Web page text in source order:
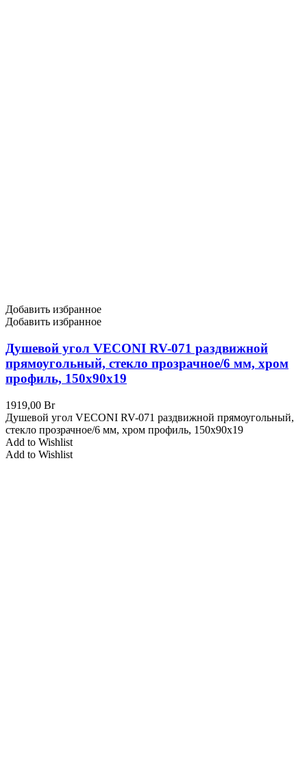
Добавить избранное
Добавить избранное
Душевой угол VECONI RV-071 раздвижной
прямоугольный, стекло прозрачное/6 мм, хром
профиль, 150x90x19
1919,00 Br
Душевой угол VECONI RV-071 раздвижной прямоугольный,
стекло прозрачное/6 мм, хром профиль, 150x90x19
Add to Wishlist
Add to Wishlist